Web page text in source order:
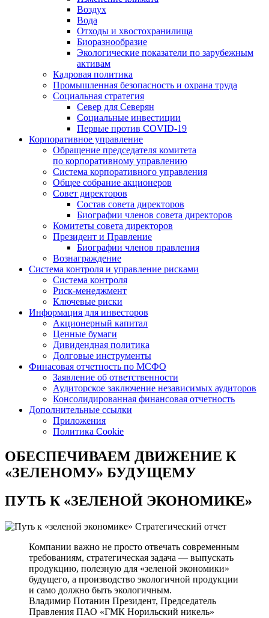
Воздух
Вода
Отходы и хвостохранилища
Биоразнообразие
Экологические показатели по зарубежным
активам
Кадровая политика
Промышленная безопасность и охрана труда
Социальная стратегия
Север для Северян
Социальные инвестиции
Первые против COVID‑19
Корпоративное управление
Обращение председателя комитета
по корпоративному управлению
Система корпоративного управления
Общее собрание акционеров
Совет директоров
Состав совета директоров
Биографии членов совета директоров
Комитеты совета директоров
Президент и Правление
Биографии членов правления
Вознаграждение
Система контроля и управление рисками
Система контроля
Риск-менеджмент
Ключевые риски
Информация для инвесторов
Акционерный капитал
Ценные бумаги
Дивидендная политика
Долговые инструменты
Финасовая отчетность по МСФО
Заявление об ответственности
Аудиторское заключение независимых аудиторов
Консолидированная финансовая отчетность
Дополнительные ссылки
Приложения
Политика Cookie
ОБЕСПЕЧИВАЕМ ДВИЖЕНИЕ К
«ЗЕЛЕНОМУ» БУДУЩЕМУ
ПУТЬ К«ЗЕЛЕНОЙ ЭКОНОМИКЕ»
Стратегический отчет
Компании важно не просто отвечать современным
требованиям, стратегическая задача — выпускать
продукцию, полезную для «зеленой экономики»
будущего, а производство экологичной продукции
и само должно быть экологичным.
Владимир Потанин Президент, Председатель
Правления ПАО «ГМК Норильский никель»